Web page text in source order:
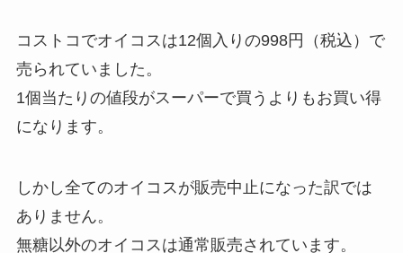
コストコでオイコスは12個入りの998円（税込）で
売られていました。
1個当たりの値段がスーパーで買うよりもお買い得
になります。
しかし全てのオイコスが販売中止になった訳では
ありません。
無糖以外のオイコスは通常販売されています。